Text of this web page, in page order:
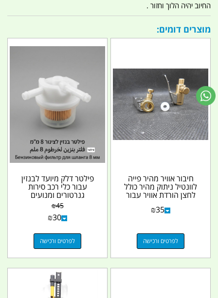
החיוב יהיה הלוך וחזור .
מוצרים דומים:
חיבור אוויר מהיר פייה
לוונטיל ניתוק מהיר כולל
לחצן הורדת אוויר עבור
₪35
לפרטים ורכישה
פילטר דלק מיועד לבנזין
עבור כלי רכב סירות
גנרטורים ומנועים
אטמוספריים שונים...
₪45
₪30
לפרטים ורכישה